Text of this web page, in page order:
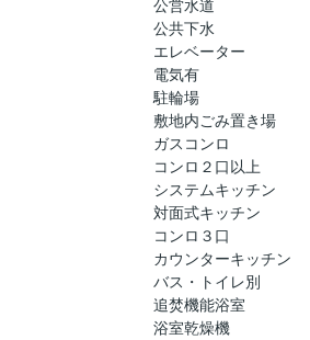
公営水道
公共下水
エレベーター
電気有
駐輪場
敷地内ごみ置き場
ガスコンロ
コンロ２口以上
システムキッチン
対面式キッチン
コンロ３口
カウンターキッチン
バス・トイレ別
追焚機能浴室
浴室乾燥機